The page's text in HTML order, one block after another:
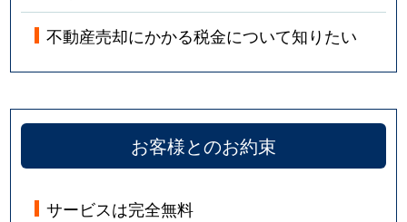
不動産売却にかかる税金について知りたい
お客様とのお約束
サービスは完全無料